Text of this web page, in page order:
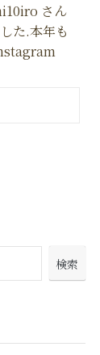
さん
た.本年も
検索